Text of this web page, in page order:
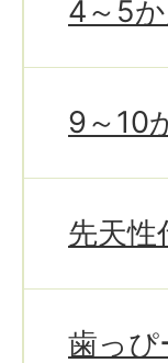
4～5
9～10
先天性
歯っぴ